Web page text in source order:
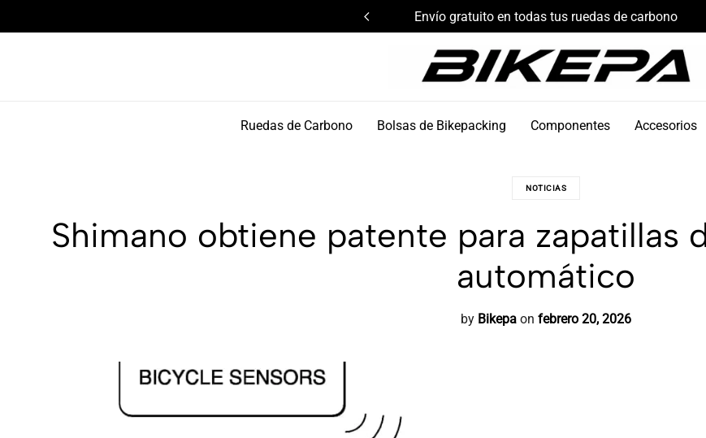
Envío gratuito en todas tus ruedas de carbono
Ruedas de Carbono Bolsas de Bikepacking Componentes Accesorios
NOTICIAS
Shimano obtiene patente para zapatillas
automático
by Bikepa on febrero 20, 2026